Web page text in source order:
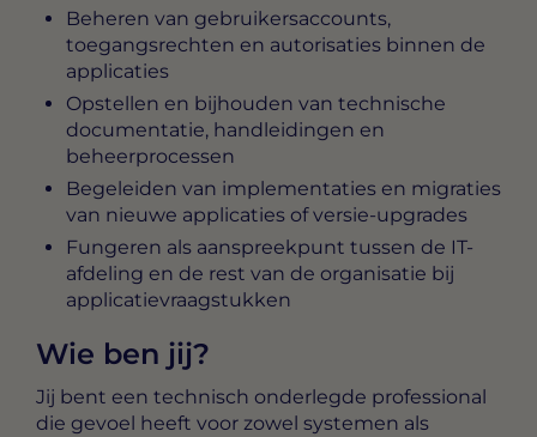
Beheren van gebruikersaccounts,
toegangsrechten en autorisaties binnen de
applicaties
Opstellen en bijhouden van technische
documentatie, handleidingen en
beheerprocessen
Begeleiden van implementaties en migraties
van nieuwe applicaties of versie-upgrades
Fungeren als aanspreekpunt tussen de IT-
afdeling en de rest van de organisatie bij
applicatievraagstukken
Wie ben jij?
Jij bent een technisch onderlegde professional
die gevoel heeft voor zowel systemen als